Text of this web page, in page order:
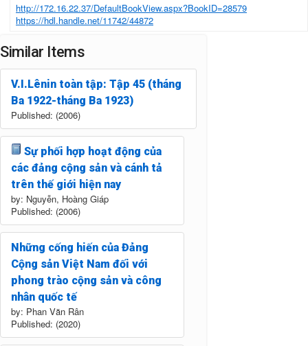
http://172.16.22.37/DefaultBookView.aspx?BookID=28579
https://hdl.handle.net/11742/44872
Similar Items
V.I.Lênin toàn tập: Tập 45 (tháng
Ba 1922-tháng Ba 1923)
Published: (2006)
Sự phối hợp hoạt động của
các đảng cộng sản và cánh tả
trên thế giới hiện nay
by: Nguyễn, Hoàng Giáp
Published: (2006)
Những cống hiến của Đảng
Cộng sản Việt Nam đối với
phong trào cộng sản và công
nhân quốc tế
by: Phan Văn Rân
Published: (2020)